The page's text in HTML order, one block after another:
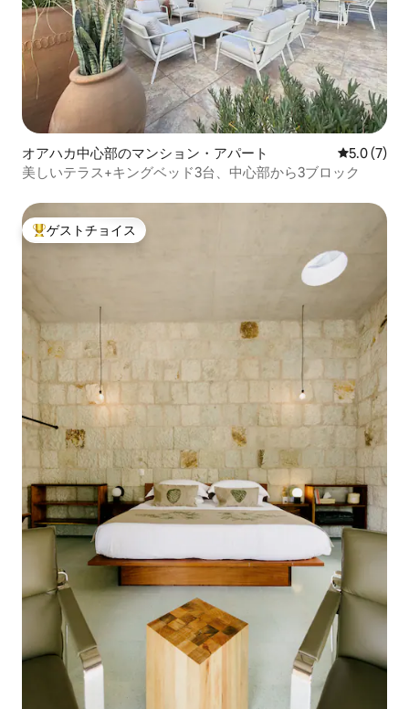
オアハカ中心部のマンション・アパート レビュー7
5.0 (7)
美しいテラス+キングベッド3台、中心部から3ブロック
大好評のゲストチョイスです。
ゲストチョイス